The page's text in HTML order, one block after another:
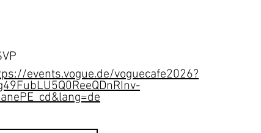
events.vogue.de/voguecafe2026?